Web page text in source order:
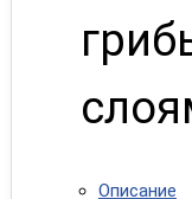
Описание